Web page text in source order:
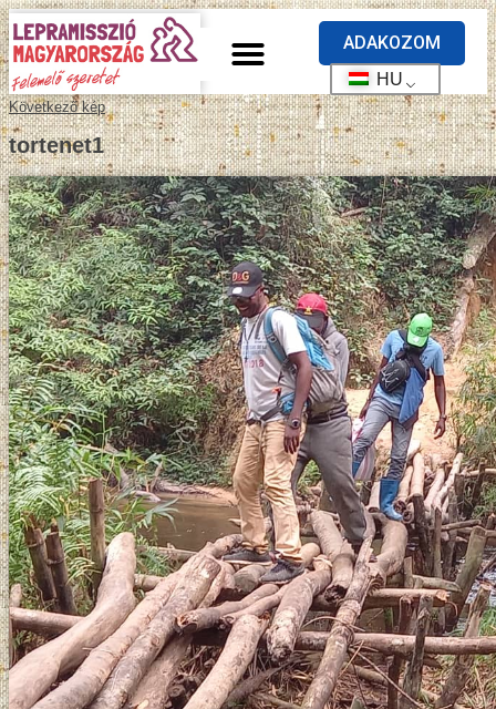
ADAKOZOM
HU
Következő kép
tortenet1